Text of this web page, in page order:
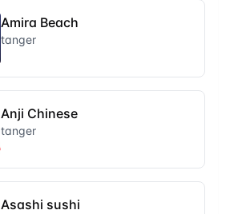
Amira Beach
tanger
Anji Chinese
tanger
Asashi sushi